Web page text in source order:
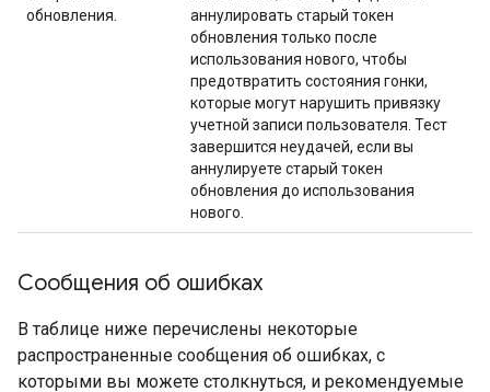
обновления.
аннулировать старый токен
обновления только после
использования нового, чтобы
предотвратить состояния гонки,
которые могут нарушить привязку
учетной записи пользователя. Тест
завершится неудачей, если вы
аннулируете старый токен
обновления до использования
нового.
Сообщения об ошибках
В таблице ниже перечислены некоторые
распространенные сообщения об ошибках, с
которыми вы можете столкнуться, и рекомендуемые